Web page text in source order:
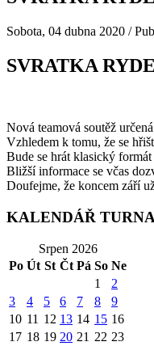
Sobota, 04 dubna 2020 /
SVRATKA
Nová teamová soutěž
Vzhledem k tomu, že se
Bude se hrát klasický
Bližší informace se včas
Doufejme, že koncem září
KALENDÁŘ
Srpen 2026
Po Út St Čt Pá So Ne
1
2
3
4 5 6 7 8
9
10 11 12 13 14 15 16
17 18 19 20 21 22 23